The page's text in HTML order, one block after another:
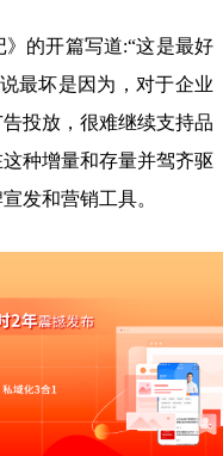
的开篇写道:“这是最好
最坏是因为，对于企业
投放，很难继续支持品
种增量和存量并驾齐驱
发和营销工具。